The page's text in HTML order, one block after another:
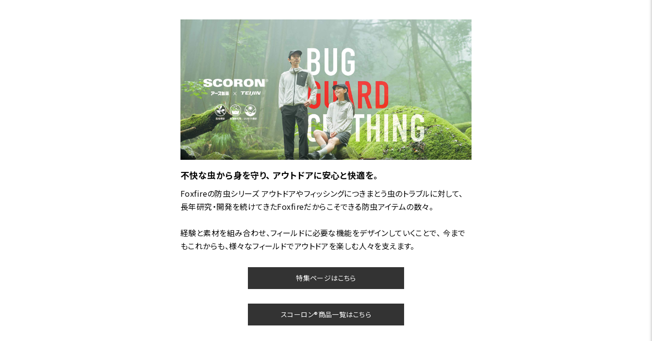
不快な虫から身を守り、 アウトドアに安心と快適を。
Foxfireの防虫シリーズ アウトドアやフィッシングにつきまとう虫のトラブルに対して、
長年研究・開発を続けてきたFoxfireだからこそできる防虫アイテムの数々。
経験と素材を組み合わせ、フィールドに必要な機能をデザインしていくことで、 今まで
もこれからも、様々なフィールドでアウトドアを楽しむ人々を支えます。
特集ページはこちら
スコーロン®商品一覧はこちら